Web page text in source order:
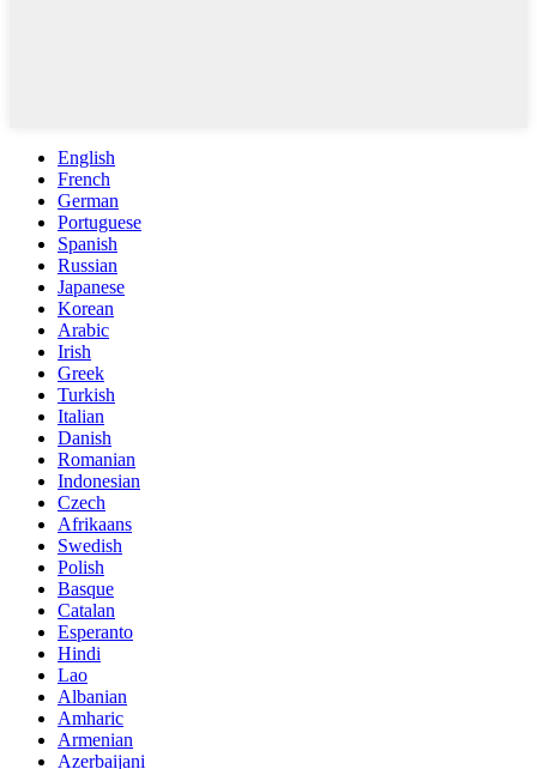
English
French
German
Portuguese
Spanish
Russian
Japanese
Korean
Arabic
Irish
Greek
Turkish
Italian
Danish
Romanian
Indonesian
Czech
Afrikaans
Swedish
Polish
Basque
Catalan
Esperanto
Hindi
Lao
Albanian
Amharic
Armenian
Azerbaijani